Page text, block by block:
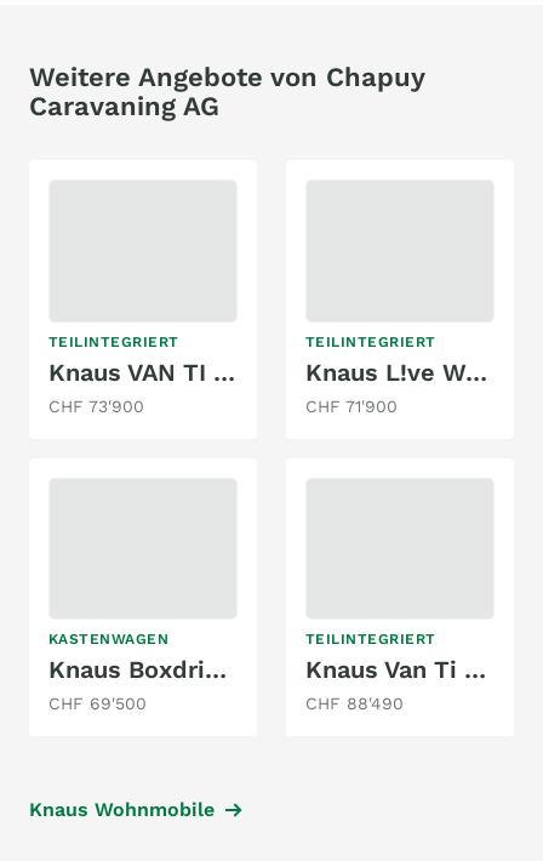
Weitere Angebote von Chapuy
Caravaning AG
TEILINTEGRIERT
Knaus VAN TI 650 MEG Vansation
CHF 73'900
TEILINTEGRIERT
Knaus L!ve Wave 650 MX
CHF 71'900
KASTENWAGEN
Knaus Boxdrive 680 ME
CHF 69'500
TEILINTEGRIERT
Knaus Van Ti 650 MEG Vansation
CHF 88'490
Knaus Wohnmobile